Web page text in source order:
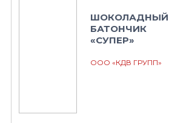
ШОКОЛАДНЫЙ
БАТОНЧИК
«СУПЕР»
ООО «КДВ ГРУПП»